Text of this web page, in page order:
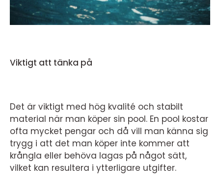
Viktigt att tänka på
Det är viktigt med hög kvalité och stabilt
material när man köper sin pool. En pool kostar
ofta mycket pengar och då vill man känna sig
trygg i att det man köper inte kommer att
krångla eller behöva lagas på något sätt,
vilket kan resultera i ytterligare utgifter.